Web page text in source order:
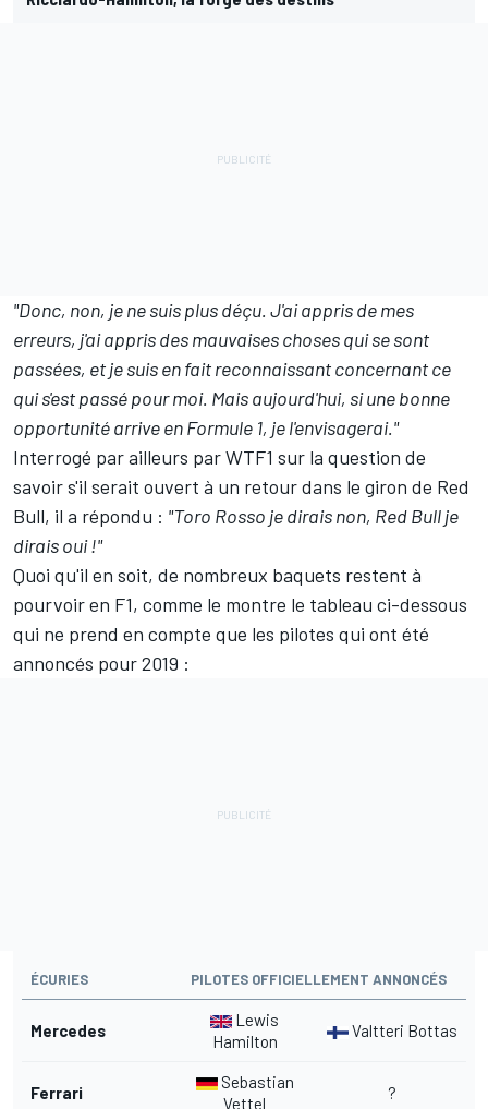
"Donc, non, je ne suis plus déçu. J'ai appris de mes
erreurs, j'ai appris des mauvaises choses qui se sont
passées, et je suis en fait reconnaissant concernant ce
qui s'est passé pour moi. Mais aujourd'hui, si une bonne
opportunité arrive en Formule 1, je l'envisagerai."
Interrogé par ailleurs par WTF1 sur la question de
savoir s'il serait ouvert à un retour dans le giron de Red
Bull, il a répondu : "Toro Rosso je dirais non, Red Bull je
dirais oui !"
Quoi qu'il en soit, de nombreux baquets restent à
pourvoir en F1, comme le montre le tableau ci-dessous
qui ne prend en compte que les pilotes qui ont été
annoncés pour 2019 :
ÉCURIES PILOTES OFFICIELLEMENT ANNONCÉS
Mercedes
Lewis
Hamilton
Valtteri Bottas
Ferrari
Sebastian
Vettel
?